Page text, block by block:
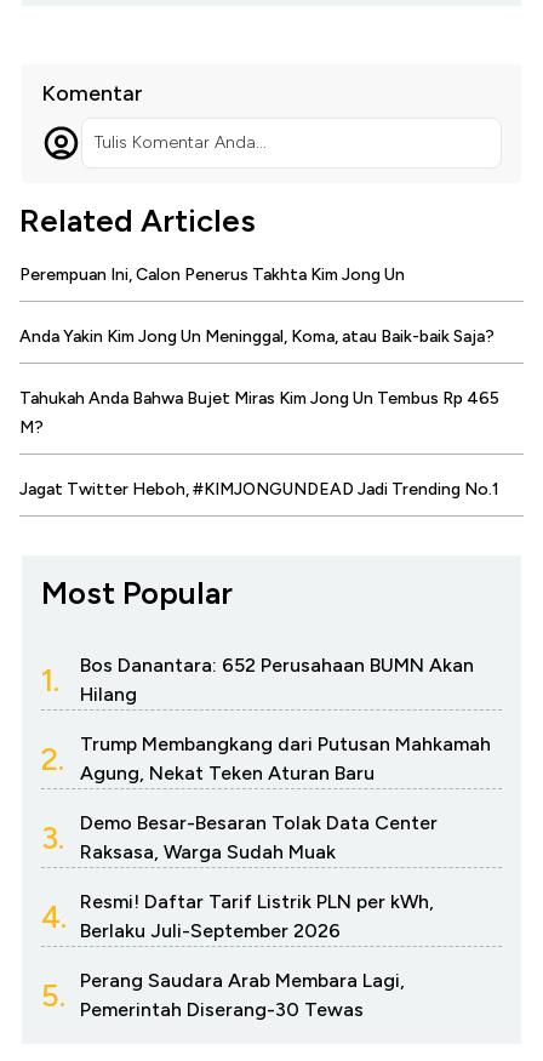
Komentar
Tulis Komentar Anda...
Related Articles
Perempuan Ini, Calon Penerus Takhta Kim Jong Un
Anda Yakin Kim Jong Un Meninggal, Koma, atau Baik-baik Saja?
Tahukah Anda Bahwa Bujet Miras Kim Jong Un Tembus Rp 465
M?
Jagat Twitter Heboh, #KIMJONGUNDEAD Jadi Trending No.1
Most Popular
1.
Bos Danantara: 652 Perusahaan BUMN Akan
Hilang
2.
Trump Membangkang dari Putusan Mahkamah
Agung, Nekat Teken Aturan Baru
3.
Demo Besar-Besaran Tolak Data Center
Raksasa, Warga Sudah Muak
4.
Resmi! Daftar Tarif Listrik PLN per kWh,
Berlaku Juli-September 2026
5.
Perang Saudara Arab Membara Lagi,
Pemerintah Diserang-30 Tewas